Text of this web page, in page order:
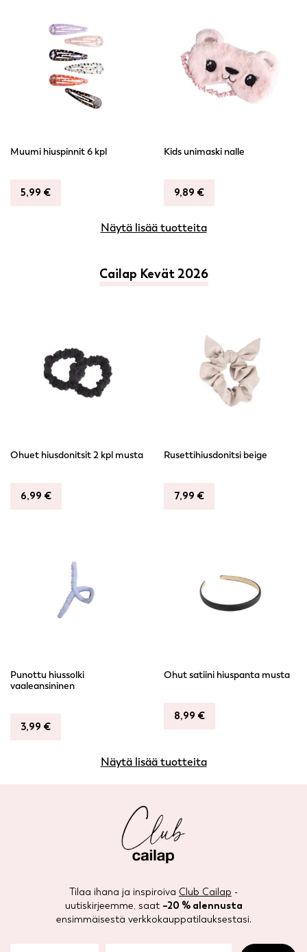
Muumi hiuspinnit 6 kpl
5,99 €
Kids unimaski nalle
9,89 €
Näytä lisää tuotteita
Cailap Kevät 2026
Ohuet hiusdonitsit 2 kpl musta
6,99 €
Rusettihiusdonitsi beige
7,99 €
Punottu hiussolki
vaaleansininen
3,99 €
Ohut satiini hiuspanta musta
8,99 €
Näytä lisää tuotteita
Tilaa ihana ja inspiroiva Club Cailap -
uutiskirjeemme, saat –20 % alennusta
ensimmäisestä verkkokauppatilauksestasi.